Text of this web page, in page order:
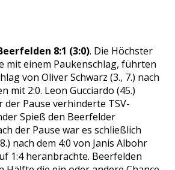
8:1 (3:0). Die Höchster
mit einem Paukenschlag, führten
von Oliver Schwarz (3., 7.) nach
mit 2:0. Leon Gucciardo (45.)
der Pause verhinderte TSV-
Spieß den Beerfelder
der Pause war es schließlich
nach dem 4:0 von Janis Albohr
1:4 heranbrachte. Beerfelden